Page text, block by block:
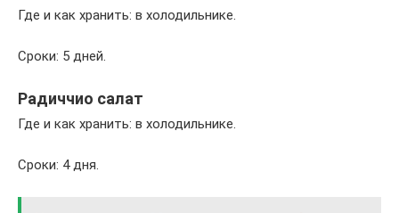
Где и как хранить: в холодильнике.
Сроки: 5 дней.
Радиччио салат
Где и как хранить: в холодильнике.
Сроки: 4 дня.